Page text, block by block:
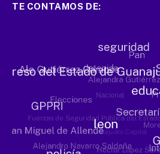
TE CONTAMOS DE: